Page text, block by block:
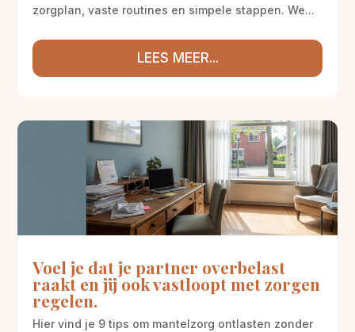
zorgplan, vaste routines en simpele stappen. We...
LEES MEER...
Voel je dat je partner overbelast
raakt en jij ook vastloopt met zorgen
regelen.
Hier vind je 9 tips om mantelzorg ontlasten zonder